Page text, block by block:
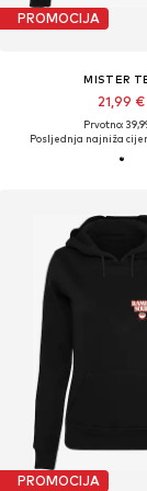
PROMOCIJA
MISTER
21,99 €
Prvotno:
Posljednja najniža
PROMOCIJA